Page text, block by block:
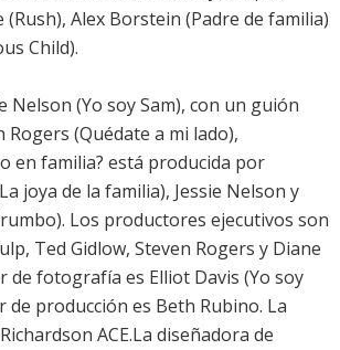
(Rush), Alex Borstein (Padre de familia)
Child).
Nelson (Yo soy Sam), con un guión
(Quédate a mi lado),
en familia? está producida por
joya de la familia), Jessie Nelson y
Los productores ejecutivos son
Ted Gidlow, Steven Rogers y Diane
de fotografía es Elliot Davis (Yo soy
de producción es Beth Rubino. La
ACE.La diseñadora de